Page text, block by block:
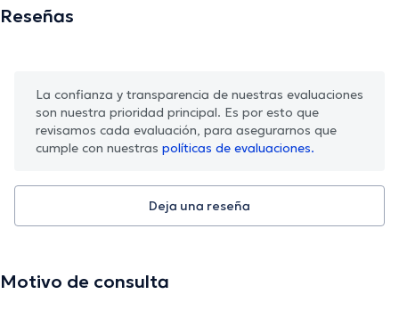
Reseñas
La confianza y transparencia de nuestras evaluaciones
son nuestra prioridad principal. Es por esto que
revisamos cada evaluación, para asegurarnos que
cumple con nuestras políticas de evaluaciones.
Deja una reseña
Motivo de consulta